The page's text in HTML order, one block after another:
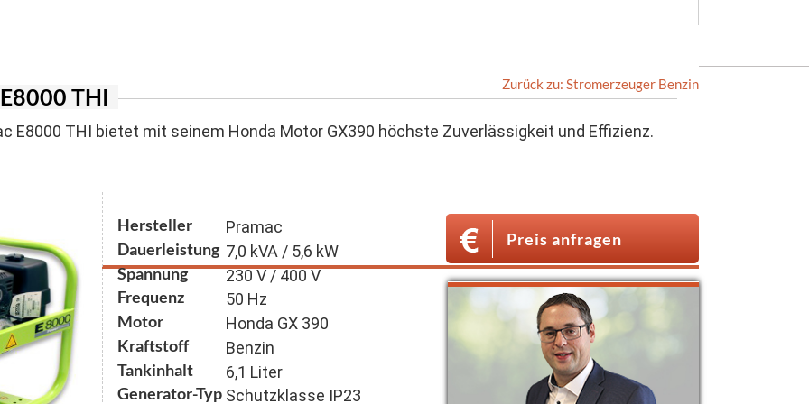
Zurück zu: Stromerzeuger Benzin
THI
E8000 THI bietet mit seinem Honda Motor GX390 höchste Zuverlässigkeit und Effizienz.
Hersteller Pramac
Dauerleistung 7,0 kVA / 5,6 kW
Spannung 230 V / 400 V
Frequenz 50 Hz
Motor Honda GX 390
Kraftstoff Benzin
Tankinhalt 6,1 Liter
Generator-Typ Schutzklasse IP23
Preis anfragen